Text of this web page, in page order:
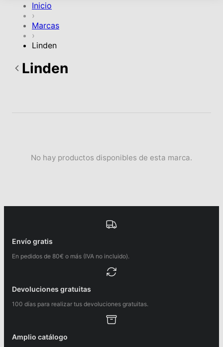
Inicio
›
Marcas
›
Linden
Linden
No hay productos disponibles de esta marca.
Envío gratis
En pedidos de 80€ o más (IVA no incluido).
Devoluciones gratuitas
100 días para realizar tus devoluciones gratuitas.
Amplio catálogo